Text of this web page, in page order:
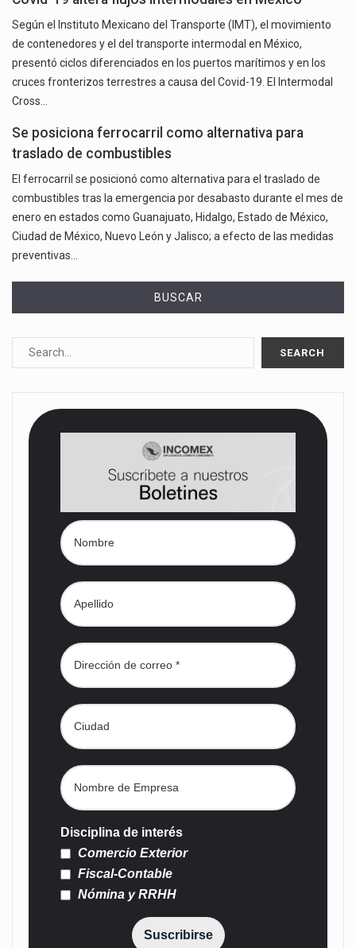
Según el Instituto Mexicano del Transporte (IMT), el movimiento
de contenedores y el del transporte intermodal en México,
presentó ciclos diferenciados en los puertos marítimos y en los
cruces fronterizos terrestres a causa del Covid-19. El Intermodal
Cross…
Se posiciona ferrocarril como alternativa para
traslado de combustibles
El ferrocarril se posicionó como alternativa para el traslado de
combustibles tras la emergencia por desabasto durante el mes de
enero en estados como Guanajuato, Hidalgo, Estado de México,
Ciudad de México, Nuevo León y Jalisco; a efecto de las medidas
preventivas…
BUSCAR
Disciplina de interés
Comercio Exterior
Fiscal-Contable
Nómina y RRHH
Suscribirse